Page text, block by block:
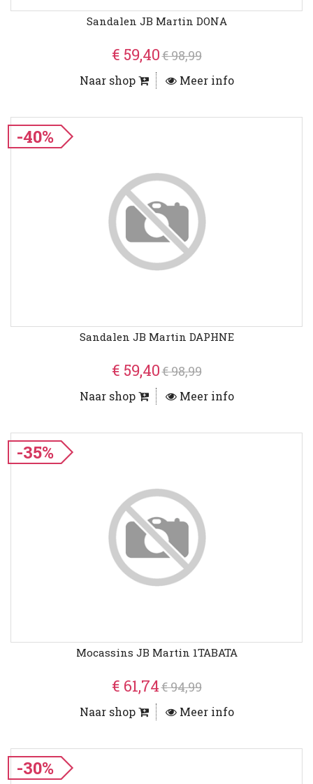
Sandalen JB Martin DONA
€ 59,40€ 98,99
Naar shop Meer info
-40%
Sandalen JB Martin DAPHNE
€ 59,40€ 98,99
Naar shop Meer info
-35%
Mocassins JB Martin 1TABATA
€ 61,74€ 94,99
Naar shop Meer info
-30%